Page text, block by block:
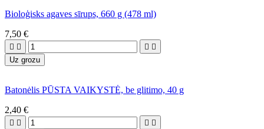
Bioloģisks agaves sīrups, 660 g (478 ml)
7,50 €
   
Uz grozu
Batonėlis PŪSTA VAIKYSTĖ, be glitimo, 40 g
2,40 €
   